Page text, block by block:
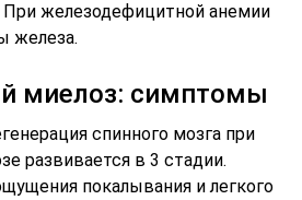
При железодефицитной анемии
железа.
миелоз: симптомы
спинного мозга при
развивается в 3 стадии.
покалывания и легкого